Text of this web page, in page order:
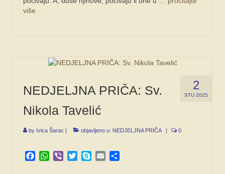
više
2
STU 2025
NEDJELJNA PRIČA: Sv.
Nikola Tavelić
by Ivica Šarac | objavljeno u: NEDJELJNA PRIČA | 0
Facebook
WhatsApp
Viber TwitterSkypeEmail